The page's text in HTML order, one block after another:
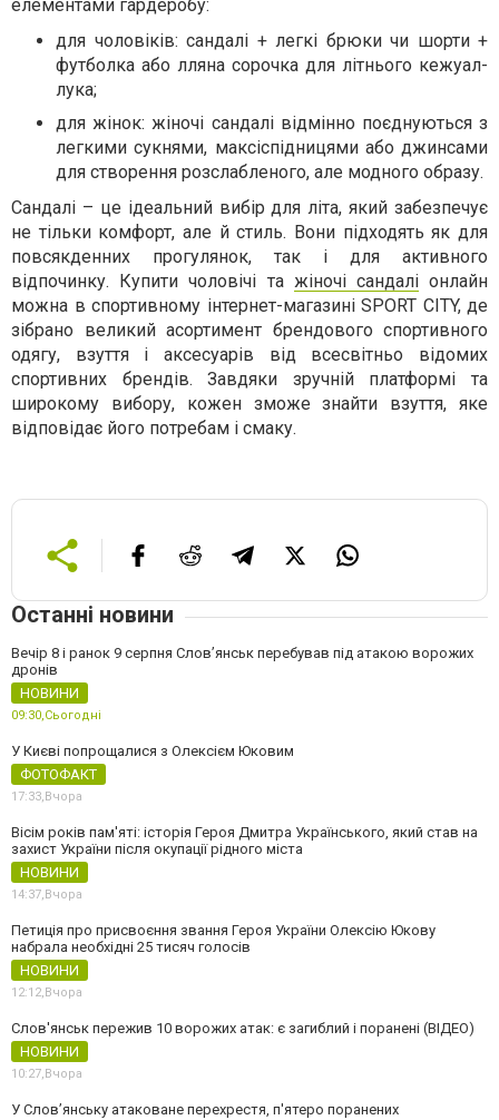
елементами гардеробу:
для чоловіків: сандалі + легкі брюки чи шорти +
футболка або лляна сорочка для літнього кежуал-
лука;
для жінок: жіночі сандалі відмінно поєднуються з
легкими сукнями, максіспідницями або джинсами
для створення розслабленого, але модного образу.
Сандалі – це ідеальний вибір для літа, який забезпечує
не тільки комфорт, але й стиль. Вони підходять як для
повсякденних прогулянок, так і для активного
відпочинку. Купити чоловічі та жіночі сандаліонлайн
можна в спортивному інтернет-магазині SPORT CITY, де
зібрано великий асортимент брендового спортивного
одягу, взуття і аксесуарів від всесвітньо відомих
спортивних брендів. Завдяки зручній платформі та
широкому вибору, кожен зможе знайти взуття, яке
відповідає його потребам і смаку.
Останні новини
Вечір 8 і ранок 9 серпня Слов’янськ перебував під атакою ворожих
дронів
НОВИНИ
09:30,Сьогодні
У Києві попрощалися з Олексієм Юковим
ФОТОФАКТ
17:33, Вчора
Вісім років пам'яті: історія Героя Дмитра Українського, який став на
захист України після окупації рідного міста
НОВИНИ
14:37, Вчора
Петиція про присвоєння звання Героя України Олексію Юкову
набрала необхідні 25 тисяч голосів
НОВИНИ
12:12, Вчора
Слов'янськ пережив 10 ворожих атак: є загиблий і поранені (ВІДЕО)
НОВИНИ
10:27, Вчора
У Слов’янську атаковане перехрестя, п'ятеро поранених